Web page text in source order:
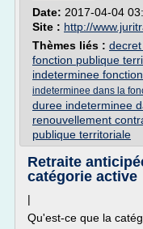
Date: 2017-04-04
Site : http://
Thèmes liés :
fonction publique
indeterminee
indeterminee dans la
duree indeterminee
renouvellement
publique territoriale
Retraite
catégorie active
|
Qu'est-ce que la